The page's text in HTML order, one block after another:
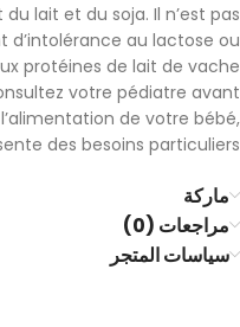
lait et du soja. Il n’est pas
au lactose ou
protéines de lait de vache.
votre pédiatre avant
de votre bébé,
des besoins particuliers.
ماركة
مراجعات (0)
سياسات المتجر